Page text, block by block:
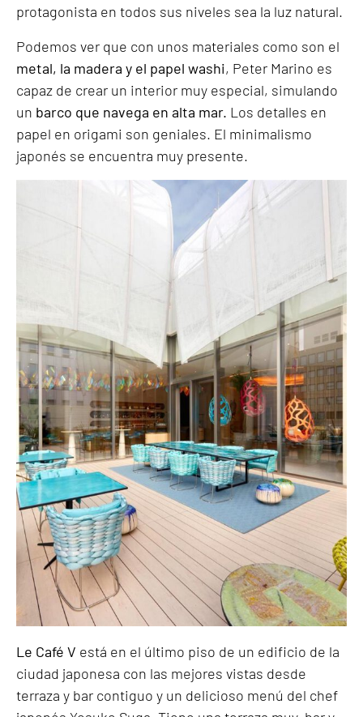
protagonista en todos sus niveles sea la luz natural.
Podemos ver que con unos materiales como son el
metal, la madera y el papel washi, Peter Marino es
capaz de crear un interior muy especial, simulando
un barco que navega en alta mar. Los detalles en
papel en origami son geniales. El minimalismo
japonés se encuentra muy presente.
Le Café V está en el último piso de un edificio de la
ciudad japonesa con las mejores vistas desde
terraza y bar contiguo y un delicioso menú del chef